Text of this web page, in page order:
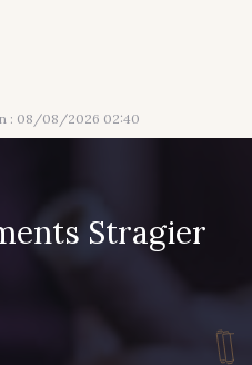
: 08/08/2026 02:40
Stragier